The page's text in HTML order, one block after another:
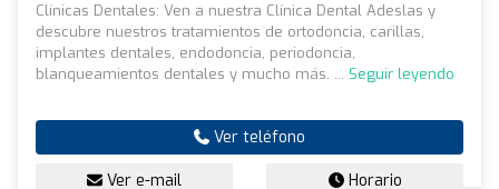
Clínicas Dentales: Ven a nuestra Clínica Dental Adeslas y
descubre nuestros tratamientos de ortodoncia, carillas,
implantes dentales, endodoncia, periodoncia,
blanqueamientos dentales y mucho más. ... Seguir leyendo
Ver teléfono
Ver e-mail Horario